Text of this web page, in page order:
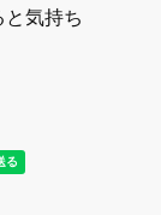
気持ち